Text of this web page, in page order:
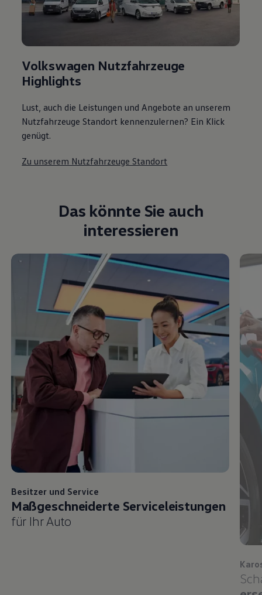
Volkswagen Nutzfahrzeuge
Highlights
Lust, auch die Leistungen und Angebote an unserem
Nutzfahrzeuge Standort kennenzulernen? Ein Klick
genügt.
Zu unserem Nutzfahrzeuge Standort
Das könnte Sie auch
interessieren
Besitzer und Service
Maßgeschneiderte Serviceleistungen
für Ihr Auto